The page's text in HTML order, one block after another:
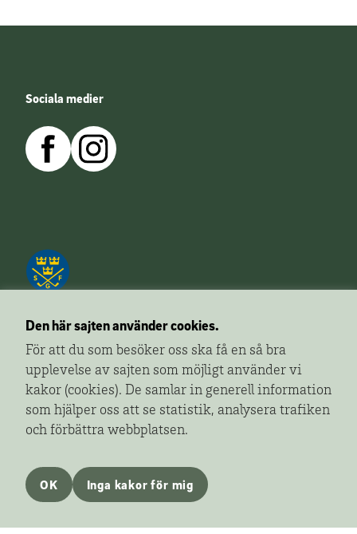
Golfa!
är ett redaktionellt innehåll från Svenska
Golfförbundet som ger dig fler sidor av golfen.
Ansvarig utgivare:Gunnar Håkansson, Svenska
Om Svenska Golfförbundets mediasatsning
Tipsa Golfa!
Sociala medier
Den här sajten använder cookies.
För att du som besöker oss ska få en så bra
upplevelse av sajten som möjligt använder vi
kakor (cookies). De samlar in generell information
som hjälper oss att se statistik, analysera trafiken
och förbättra webbplatsen.
OK Inga kakor för mig